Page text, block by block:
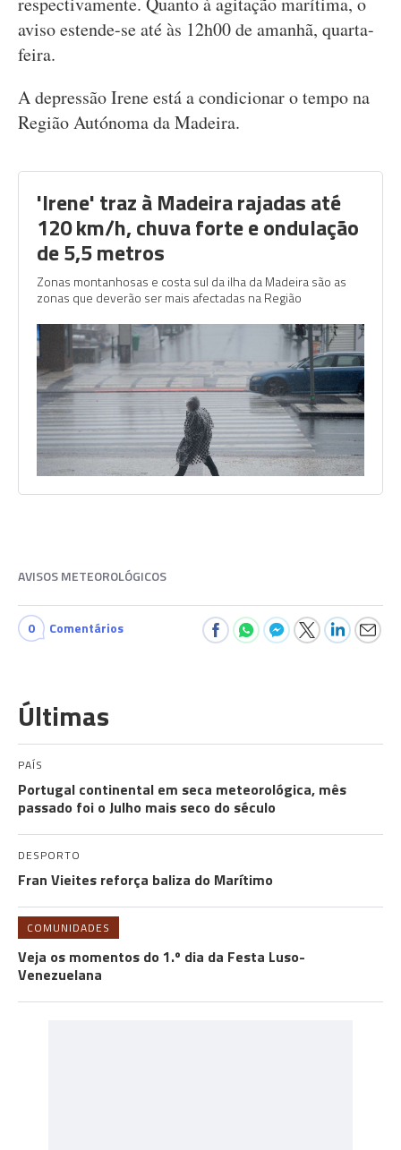
aviso estende-se até às 12h00 de amanhã, quarta-
feira.
A depressão Irene está a condicionar o tempo na
Região Autónoma da Madeira.
'Irene' traz à Madeira rajadas até
120 km/h, chuva forte e ondulação
de 5,5 metros
Zonas montanhosas e costa sul da ilha da Madeira são as
zonas que deverão ser mais afectadas na Região
AVISOS METEOROLÓGICOS
0 Comentários
Últimas
PAÍS
Portugal continental em seca meteorológica, mês
passado foi o Julho mais seco do século
DESPORTO
Fran Vieites reforça baliza do Marítimo
COMUNIDADES
Veja os momentos do 1.º dia da Festa Luso-
Venezuelana